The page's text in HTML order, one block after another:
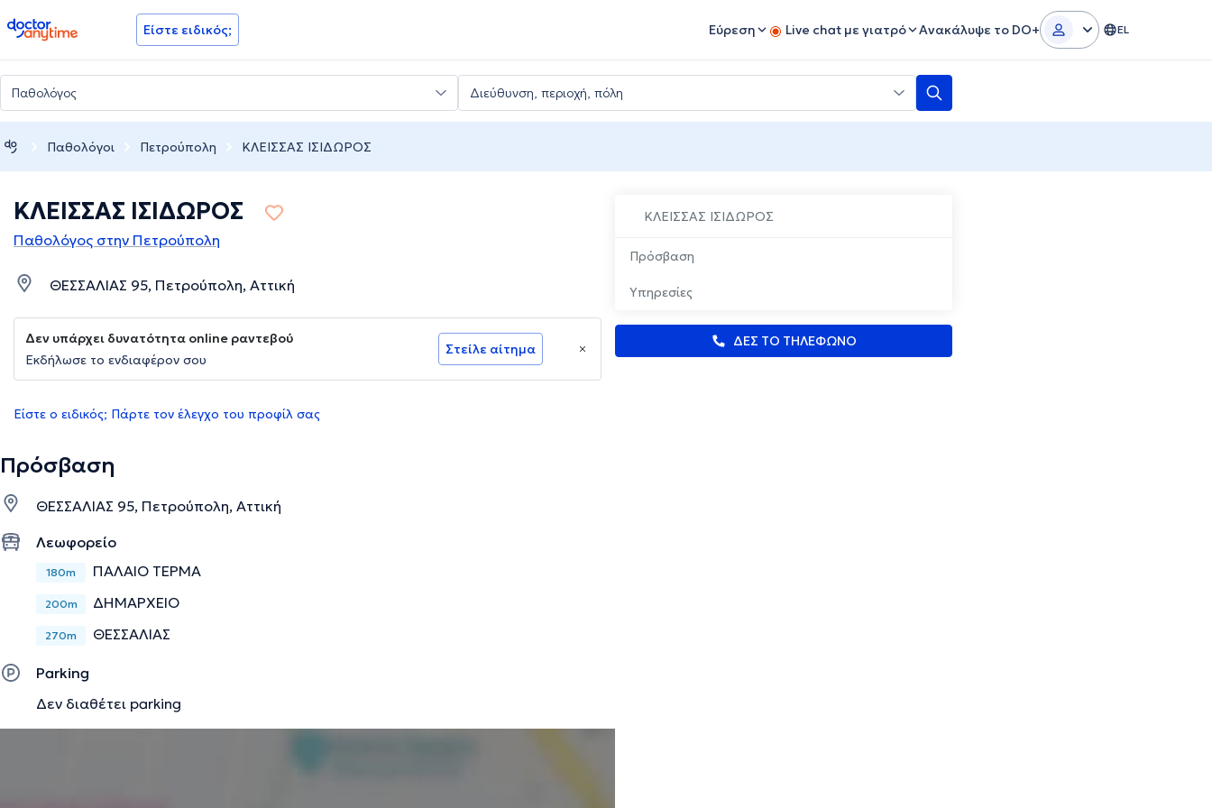
doctoranytime Είστε ειδικός; Εύρεση Live chat με γιατρό Ανακάλυψε το DO+ EL
Παθολόγοι Πετρούπολη ΚΛΕΙΣΣΑΣ ΙΣΙΔΩΡΟΣ
ΚΛΕΙΣΣΑΣ ΙΣΙΔΩΡΟΣ
Πρόσβαση
Υπηρεσίες
ΔΕΣ ΤΟ ΤΗΛΕΦΩΝΟ
ΚΛΕΙΣΣΑΣ ΙΣΙΔΩΡΟΣ
Παθολόγος στην Πετρούπολη
ΘΕΣΣΑΛΙΑΣ 95, Πετρούπολη, Αττική
Δεν υπάρχει δυνατότητα online ραντεβού
Εκδήλωσε το ενδιαφέρον σου
Στείλε αίτημα
Είστε ο ειδικός; Πάρτε τον έλεγχο του προφίλ σας
Πρόσβαση
ΘΕΣΣΑΛΙΑΣ 95, Πετρούπολη, Αττική
Λεωφορείο
180m ΠΑΛΑΙΟ ΤΕΡΜΑ
200m ΔΗΜΑΡΧΕΙΟ
270m ΘΕΣΣΑΛΙΑΣ
Parking
Δεν διαθέτει parking